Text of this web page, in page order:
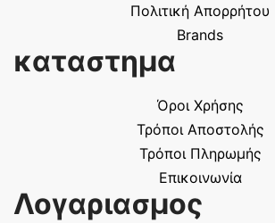
Λογαριασμος
καταστημα
Όροι Χρήσης
Τρόποι Αποστολής
Τρόποι Πληρωμής
Επικοινωνία
Πολιτική Απορρήτου
Brands